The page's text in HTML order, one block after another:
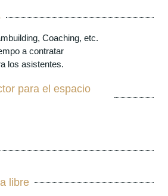
Coaching, etc.
a contratar
los asistentes.
para el espacio
libre